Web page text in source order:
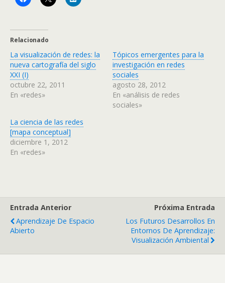
Relacionado
La visualización de redes: la
nueva cartografía del siglo
XXI (I)
octubre 22, 2011
En «redes»
Tópicos emergentes para la
investigación en redes
sociales
agosto 28, 2012
En «análisis de redes
sociales»
La ciencia de las redes
[mapa conceptual]
diciembre 1, 2012
En «redes»
Entrada Anterior
Aprendizaje De Espacio
Abierto
Próxima Entrada
Los Futuros Desarrollos En
Entornos De Aprendizaje:
Visualización Ambiental